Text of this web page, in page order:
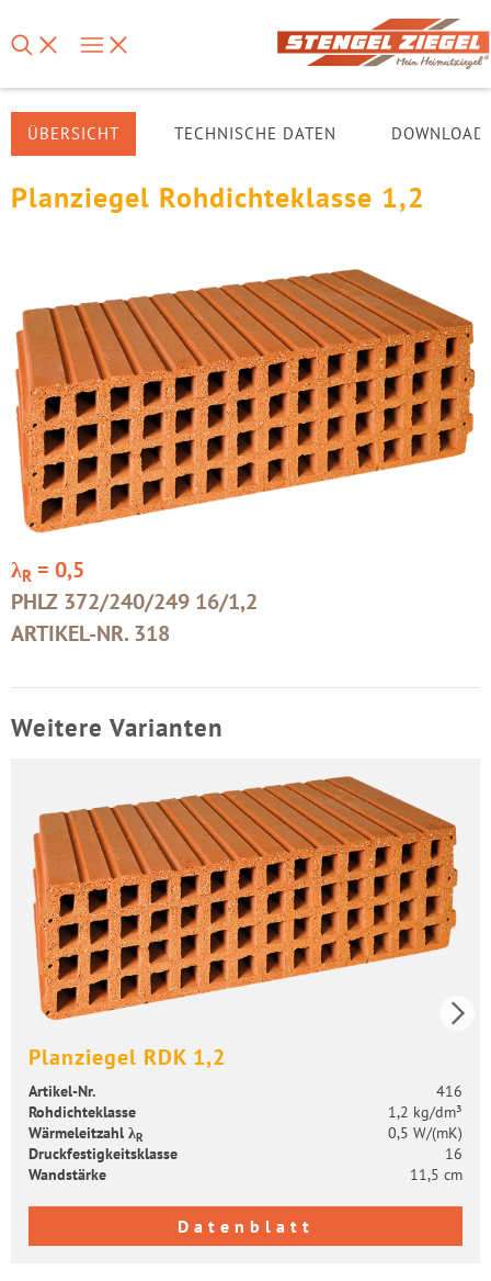
ÜBERSICHT TECHNISCHE DATEN
Planziegel Rohdichteklasse 1,2
λR = 0,5
PHLZ 372/240/249 16/1,2
ARTIKEL-NR. 318
Weitere Varianten
Plan­zie­gel RDK 1,2
Artikel-​Nr.
416
Roh­dich­te­klas­se
1,2 kg/dm³
Wär­me­leit­zahl λR
0,5 W/(mK)
Druck­fes­tig­keits­klas­se
16
Wand­stär­ke
11,5 cm
Datenblatt